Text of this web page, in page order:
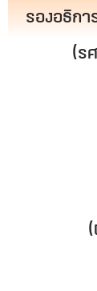
รองอธิก
(ร